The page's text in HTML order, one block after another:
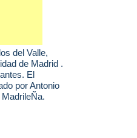
del Valle,
de Madrid .
El
por Antonio